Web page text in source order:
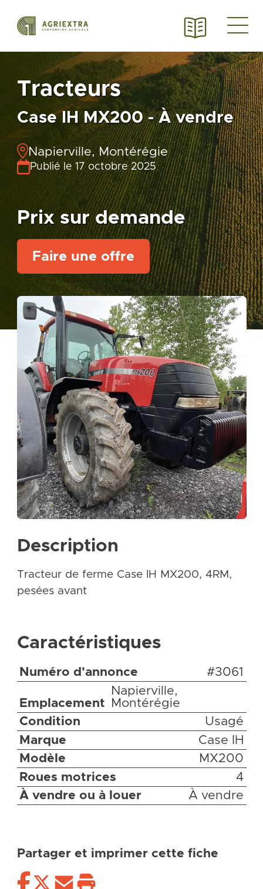
Tracteurs
Case IH MX200 - À vendre
Napierville, Montérégie
Publié le 17 octobre 2025
Prix sur demande
Faire une offre
Description
Tracteur de ferme Case IH MX200, 4RM,
pesées avant
Caractéristiques
Numéro d'annonce #3061
Emplacement
Napierville,
Montérégie
Condition
Usagé
Marque
Case IH
Modèle
MX200
Roues motrices
4
À vendre ou à louer
À vendre
Partager et imprimer cette fiche